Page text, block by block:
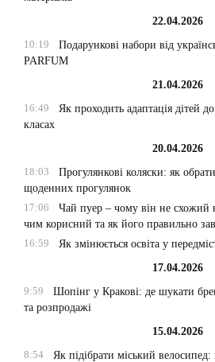
22.04.2026
10:19
Подарункові набори від
PARFUM
21.04.2026
16:49
Як проходить адаптація дітей
класах
20.04.2026
18:03
Прогулянкові коляски: як
щоденних прогулянок
17:06
Чай пуер – чому він не схожий
чим корисний та як його правильно
16:59
Як змінюється освіта у
17.04.2026
9:59
Шопінг у Кракові: де шукати
та розпродажі
15.04.2026
8:54
Як підібрати міський